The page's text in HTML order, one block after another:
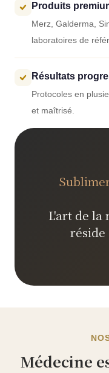
Produits
Merz, Galderma,
laboratoires de
Résultats
Protocoles en
et maîtrisé.
L'art de la
réside
Médecine